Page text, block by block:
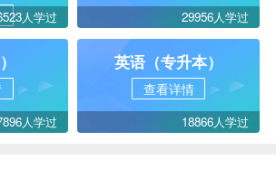
人学过 29956人学过
人学过
英语（专升本）
查看详情
18866人学过